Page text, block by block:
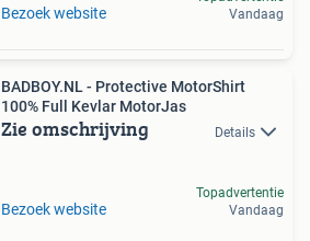
Bezoek website
Vandaag
BADBOY.NL - Protective MotorShirt
100% Full Kevlar MotorJas
Zie omschrijving Details
Bezoek website
Topadvertentie
Vandaag